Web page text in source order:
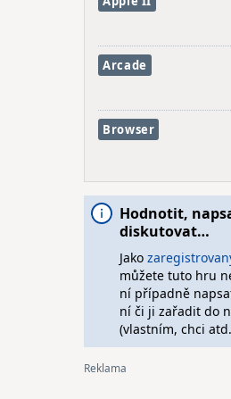
Arcade
Browser
Hodnotit,
diskutovat…
Jako
můžete tuto hru
ní případně
ní či ji zařadit do
(vlastním, chci